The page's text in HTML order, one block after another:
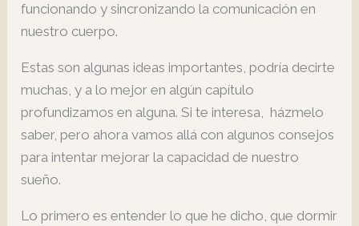
funcionando y sincronizando la comunicación en
nuestro cuerpo.
Estas son algunas ideas importantes, podría decirte
muchas, y a lo mejor en algún capítulo
profundizamos en alguna. Si te interesa, házmelo
saber, pero ahora vamos allá con algunos consejos
para intentar mejorar la capacidad de nuestro
sueño.
Lo primero es entender lo que he dicho, que dormir